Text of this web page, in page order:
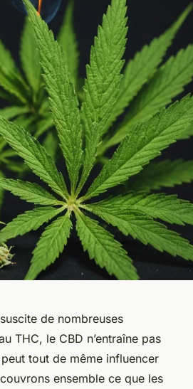
de nombreuses
THC, le CBD n’entraîne pas
tout de même influencer
ensemble ce que les